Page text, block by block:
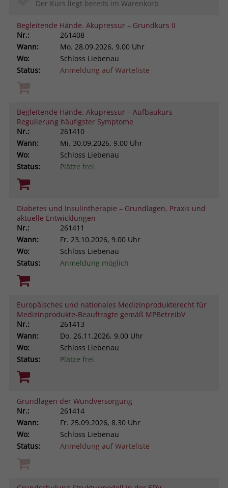
Der Kurs liegt bereits im Warenkorb
Begleitende Hände. Akupressur – Grundkurs II
Nr.:
261408
Wann:
Mo. 28.09.2026, 9.00 Uhr
Wo:
Schloss Liebenau
Status:
Anmeldung auf Warteliste
Begleitende Hände. Akupressur – Aufbaukurs
Regulierung häufigster Symptome
Nr.:
261410
Wann:
Mi. 30.09.2026, 9.00 Uhr
Wo:
Schloss Liebenau
Status:
Plätze frei
Diabetes und Insulintherapie – Grundlagen, Praxis und
aktuelle Entwicklungen
Nr.:
261411
Wann:
Fr. 23.10.2026, 9.00 Uhr
Wo:
Schloss Liebenau
Status:
Anmeldung möglich
Europäisches und nationales Medizinprodukterecht für
Medizinprodukte-Beauftragte gemäß MPBetreibV
Nr.:
261413
Wann:
Do. 26.11.2026, 9.00 Uhr
Wo:
Schloss Liebenau
Status:
Plätze frei
Grundlagen der Wundversorgung
Nr.:
261414
Wann:
Fr. 25.09.2026, 8.30 Uhr
Wo:
Schloss Liebenau
Status:
Anmeldung auf Warteliste